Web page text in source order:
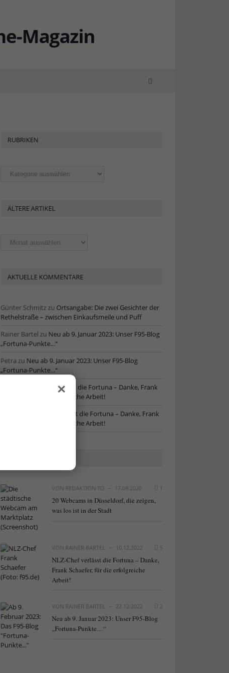
RUBRIKEN
Rubriken
ÄLTERE ARTIKEL
Ältere
AKTUELLE KOMMENTARE
Günter Schmitzzu Ortsangabe: Die zwei Gesichter der
Rethelstraße – zwischen Einkaufsmeile und Puff
Rainer Bartel zu Neu ab 9. Januar 2023: Unser F95-Blog
„Fortuna-Punkte…“
Petra zu Neu ab 9. Januar 2023: Unser F95-Blog
„Fortuna-Punkte…“
NLZ-Chef verlässt die Fortuna – Danke, Frank
Schaefer, für die erfolgreiche Arbeit!
NLZ-Chef verlässt die Fortuna – Danke, Frank
Schaefer, für die erfolgreiche Arbeit!
VON REDAKTION TD 17.09.2020 1
20 Webcams in Düsseldorf, die zeigen,
was los ist in der Stadt
VON RAINER BARTEL 10.12.2022 5
NLZ-Chef verlässt die Fortuna – Danke,
Frank Schaefer, für die erfolgreiche
Arbeit!
VON RAINER BARTEL 22.12.2022 2
Neu ab 9. Januar 2023: Unser F95-Blog
„Fortuna-Punkte…“
×